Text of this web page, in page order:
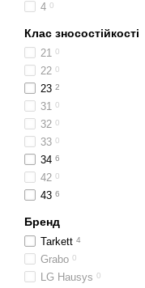
4 0
Клас зносостійкості
21 0
22 0
23 2
31 0
32 0
33 0
34 6
42 0
43 6
Бренд
Tarkett 4
Grabo 0
LG Hausys 0